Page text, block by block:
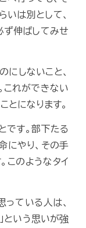
は別として、
ず伸ばしてみせ
しないこと、
これができない
とになります。
です。部下たる
にやり、その手
このようなタイ
っている人は、
という思いが強